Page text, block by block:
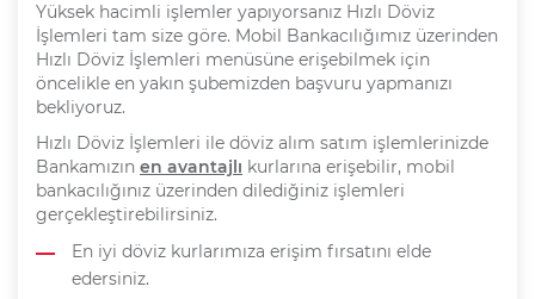
Yüksek hacimli işlemler yapıyorsanız Hızlı Döviz
İşlemleri tam size göre. Mobil Bankacılığımız üzerinden
Hızlı Döviz İşlemleri menüsüne erişebilmek için
öncelikle en yakın şubemizden başvuru yapmanızı
bekliyoruz.
Hızlı Döviz İşlemleri ile döviz alım satım işlemlerinizde
Bankamızın en avantajlı kurlarına erişebilir, mobil
bankacılığınız üzerinden dilediğiniz işlemleri
gerçekleştirebilirsiniz.
En iyi döviz kurlarımıza erişim fırsatını elde
edersiniz.